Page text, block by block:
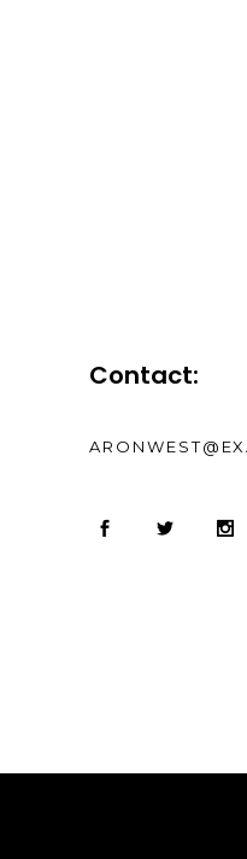
Contact: